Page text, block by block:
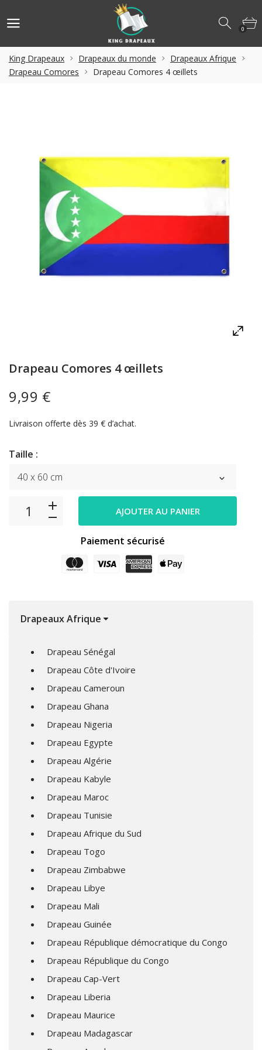
0
King Drapeaux Drapeaux du monde
Drapeaux Afrique
Drapeau Comores
Drapeau Comores 4 œillets
9,99 €
Drapeau Comores 4 œillets
Livraison offerte dès 39 € d’achat.
Taille :
AJOUTER AU PANIER
Paiement sécurisé
Drapeaux Afrique
Drapeau Sénégal
Drapeau Côte d'Ivoire
Drapeau Cameroun
Drapeau Ghana
Drapeau Nigeria
Drapeau Egypte
Drapeau Algérie
Drapeau Kabyle
Drapeau Maroc
Drapeau Tunisie
Drapeau Afrique du Sud
Drapeau Togo
Drapeau Zimbabwe
Drapeau Libye
Drapeau Mali
Drapeau Guinée
Drapeau République démocratique du Congo
Drapeau République du Congo
Drapeau Cap-Vert
Drapeau Liberia
Drapeau Maurice
Drapeau Madagascar